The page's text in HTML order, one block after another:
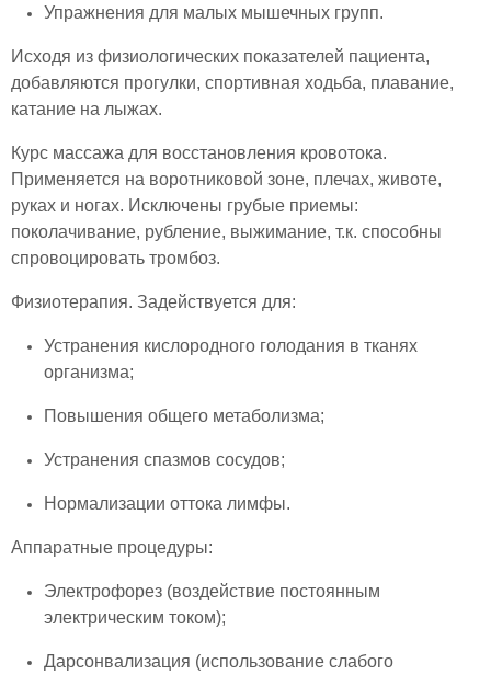
Упражнения для малых мышечных групп.
Исходя из физиологических показателей пациента,
добавляются прогулки, спортивная ходьба, плавание,
катание на лыжах.
Курс массажа для восстановления кровотока.
Применяется на воротниковой зоне, плечах, животе,
руках и ногах. Исключены грубые приемы:
поколачивание, рубление, выжимание, т.к. способны
спровоцировать тромбоз.
Физиотерапия. Задействуется для:
Устранения кислородного голодания в тканях
организма;
Повышения общего метаболизма;
Устранения спазмов сосудов;
Нормализации оттока лимфы.
Аппаратные процедуры:
Электрофорез (воздействие постоянным
электрическим током);
Дарсонвализация (использование слабого